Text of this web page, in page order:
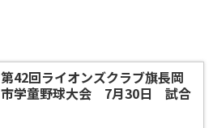
第42回ライオンズクラブ旗長岡
市学童野球大会 7月30日 試合